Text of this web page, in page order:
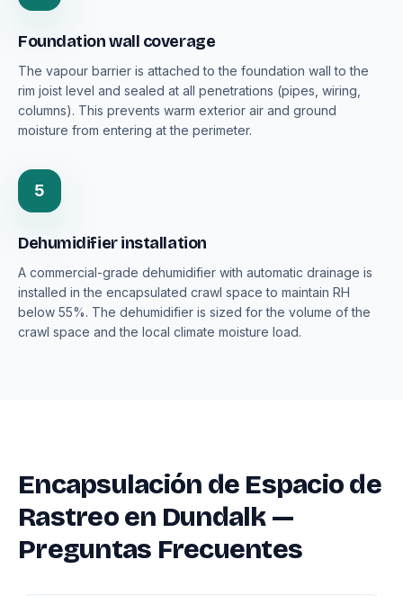
Foundation wall coverage
The vapour barrier is attached to the foundation wall to the
rim joist level and sealed at all penetrations (pipes, wiring,
columns). This prevents warm exterior air and ground
moisture from entering at the perimeter.
5
Dehumidifier installation
A commercial-grade dehumidifier with automatic drainage is
installed in the encapsulated crawl space to maintain RH
below 55%. The dehumidifier is sized for the volume of the
crawl space and the local climate moisture load.
Encapsulación de Espacio de
Rastreo en Dundalk —
Preguntas Frecuentes